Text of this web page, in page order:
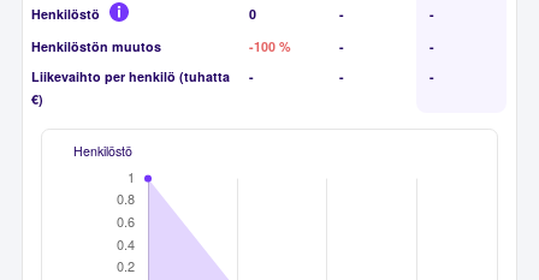
Henkilöstö 0 -
-
Henkilöstön muutos
-100 % -
-
Liikevaihto per henkilö (tuhatta
€)
- - -
Henkilöstö